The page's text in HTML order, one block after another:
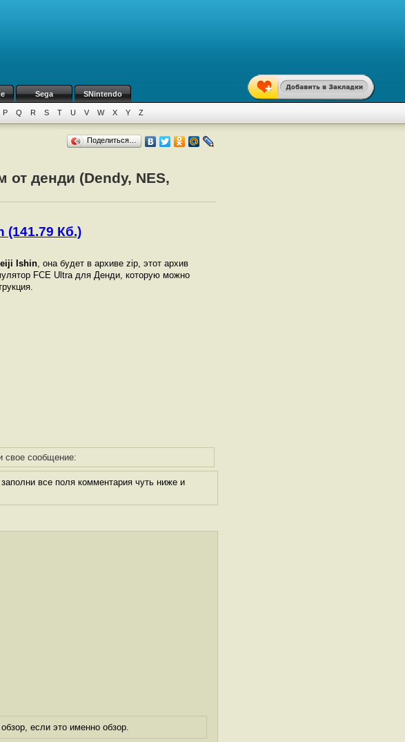
Sega SNintendo
P Q R S T U V W X Y Z
Поделиться…
от денди (Dendy, NES,
(141.79 Кб.)
Ishin, она будет в архиве zip, этот архив
FCE Ultra для Денди, которую можно
свое сообщение:
все поля комментария чуть ниже и
если это именно обзор.